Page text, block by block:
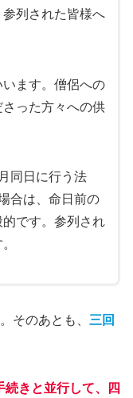
列された皆様へ
ます。僧侶への
った方々への供
同日に行う法
合は、命日前の
です。参列され
そのあとも、 三回
続きと並行して、四